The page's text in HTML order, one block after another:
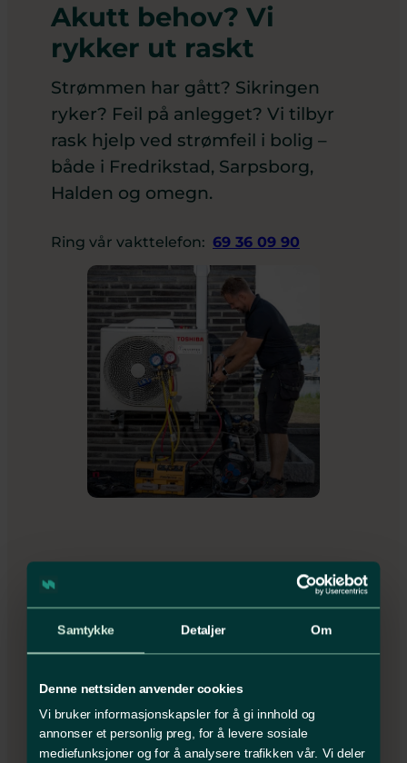
Samtykke Detaljer Om
Denne nettsiden anvender cookies
Vi bruker informasjonskapsler for å gi innhold og
annonser et personlig preg, for å levere sosiale
mediefunksjoner og for å analysere trafikken vår. Vi deler
Akutt behov? Vi
rykker ut raskt
Strømmen har gått? Sikringen
ryker? Feil på anlegget? Vi tilbyr
rask hjelp ved strømfeil i bolig –
både i Fredrikstad, Sarpsborg,
Halden og omegn.
Ring vår vakttelefon: 69 36 09 90
Aktuelt fra ZK Elektro
Se alle innlegg